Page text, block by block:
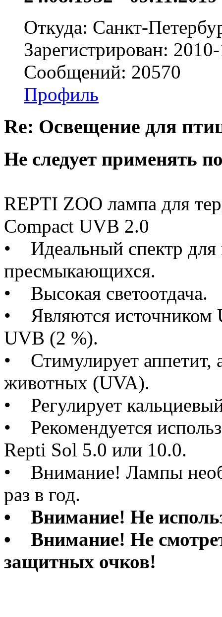
Откуда: Санкт-
Зарегистрирован:
Сообщений: 20570
Профиль
Re: Освещение для
Не следует применять
REPTI ZOO лампа для
Compact UVB 2.0
• Идеальный спектр для
пресмыкающихся.
• Высокая светоотдача.
• Являются источником
UVB (2 %).
• Стимулирует аппетит,
животных (UVA).
• Регулирует
• Рекомендуется
Repti Sol 5.0 или 10.0.
• Внимание! Лампы
раз в год.
• Внимание! Не
• Внимание! Не
защитных очков!